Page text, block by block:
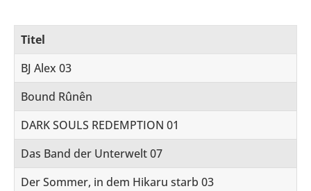
Titel
BJ Alex 03
Bound Rûnên
DARK SOULS REDEMPTION 01
Das Band der Unterwelt 07
Der Sommer, in dem Hikaru starb 03